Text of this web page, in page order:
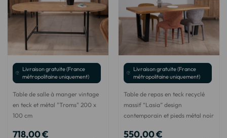
Livraison gratuite (France
métropolitaine uniquement)
Table de salle à manger vintage
en teck et métal "Troms" 200 x
100 cm
718,00 €
Livraison gratuite (France
métropolitaine uniquement)
Table de repas en teck recyclé
massif “Lasia” design
contemporain et pieds métal noir
550,00 €